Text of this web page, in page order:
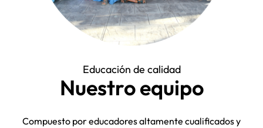
Educación de calidad
Nuestro equipo
Compuesto por educadores altamente cualificados y